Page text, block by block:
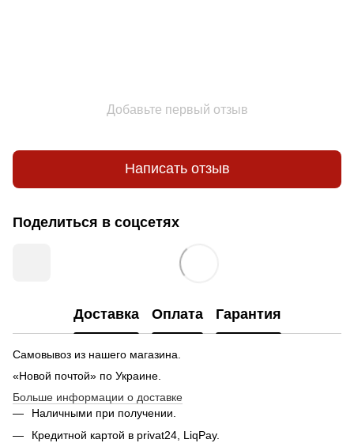
Добавьте первый отзыв
Написать отзыв
Поделиться в соцсетях
Доставка Оплата Гарантия
Самовывоз из нашего магазина.
«Новой почтой» по Украине.
Больше информации о доставке
Наличными при получении.
Кредитной картой в privat24, LiqPay.